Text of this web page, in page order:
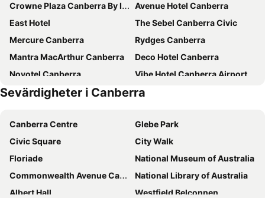
Crowne Plaza Canberra By Ihg
Avenue Hotel Canberra
East Hotel
The Sebel Canberra Civic
Mercure Canberra
Rydges Canberra
Mantra MacArthur Canberra
Deco Hotel Canberra
Novotel Canberra
Vibe Hotel Canberra Airport
ibis Styles Canberra
Canberra Rex Hotel
Sevärdigheter i Canberra
Canberra Centre
Glebe Park
Civic Square
City Walk
Floriade
National Museum of Australia
Commonwealth Avenue Canberra
National Library of Australia
Albert Hall
Westfield Belconnen